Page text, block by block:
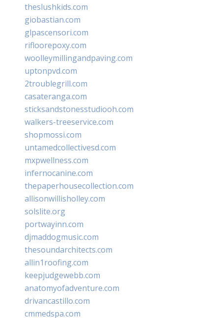
theslushkids.com
giobastian.com
glpascensori.com
rifloorepoxy.com
woolleymillingandpaving.com
uptonpvd.com
2troublegrill.com
casateranga.com
sticksandstonesstudiooh.com
walkers-treeservice.com
shopmossi.com
untamedcollectivesd.com
mxpwellness.com
infernocanine.com
thepaperhousecollection.com
allisonwillisholley.com
solslite.org
portwayinn.com
djmaddogmusic.com
thesoundarchitects.com
allin1roofing.com
keepjudgewebb.com
anatomyofadventure.com
drivancastillo.com
cmmedspa.com